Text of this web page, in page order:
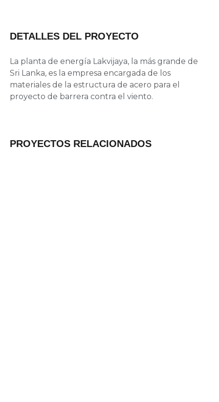
DETALLES DEL PROYECTO
La planta de energía Lakvijaya, la más grande de
Sri Lanka, es la empresa encargada de los
materiales de la estructura de acero para el
proyecto de barrera contra el viento.
PROYECTOS RELACIONADOS